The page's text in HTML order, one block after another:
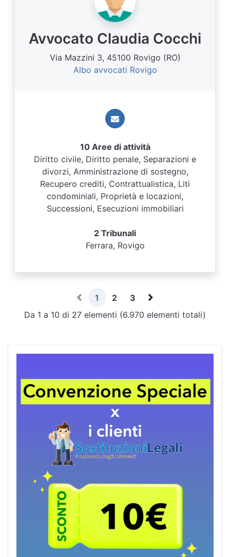
Avvocato Claudia Cocchi
Via Mazzini 3, 45100 Rovigo (RO)
Albo avvocati Rovigo
10 Aree di attività
Diritto civile, Diritto penale, Separazioni e
divorzi, Amministrazione di sostegno,
Recupero crediti, Contrattualistica, Liti
condominiali, Proprietà e locazioni,
Successioni, Esecuzioni immobiliari
2 Tribunali
Ferrara, Rovigo
1 2
3
Da 1 a 10 di 27 elementi (6.970 elementi totali)